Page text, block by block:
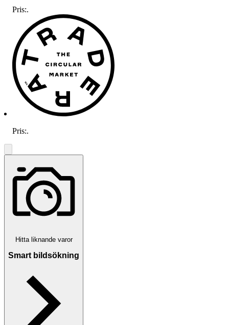
Pris:.
Pris:.
Hitta liknande varor
Smart bildsökning